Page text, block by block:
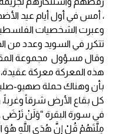
، أمس في أول أيام عيد
وعبرت الشخصيات
تتكرر في السويد وعدد من
وقال مسؤول مجموعة
هذه المعركة معركة
بأن وهناك حملة صهيو-
كل بقاع الأرض شرقاً وغرباً،
في سورة البقرة “وَلَنْ تَرْضَى
مِلَّتَهُمْ قُلْ إِنَّ هُدَى اللَّهِ هُوَ